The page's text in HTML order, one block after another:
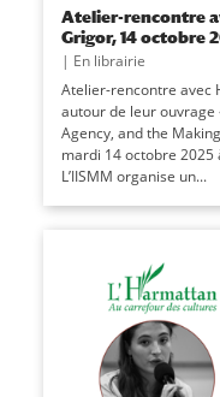
Atelier-rencontre
Grigor, 14 octobre
| En librairie
Atelier-rencontre avec
autour de leur
Agency, and the
mardi 14 octobre 2025
L’IISMM organise un...